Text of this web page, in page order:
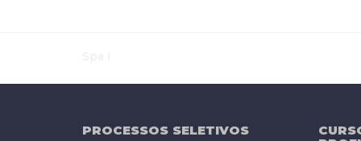
PROCESSOS SELETIVOS